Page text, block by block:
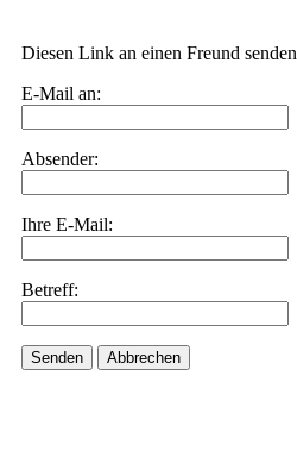
Diesen Link an einen Freund senden
E-Mail an:
Absender:
Ihre E-Mail:
Betreff:
Senden Abbrechen